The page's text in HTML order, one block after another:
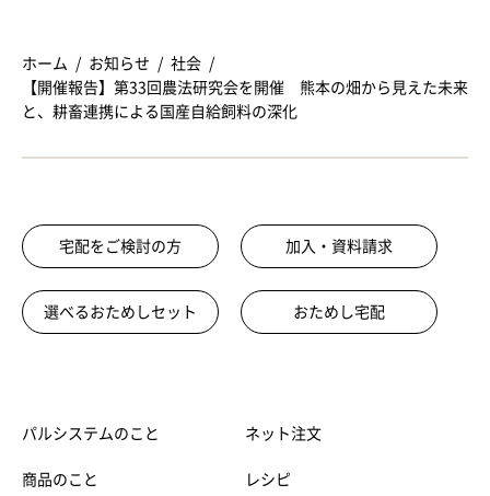
ホーム お知らせ
社会
【開催報告】第33回農法研究会を開催 熊本の畑から見えた未来
と、耕畜連携による国産自給飼料の深化
宅配をご検討の方 加入・資料請求
選べるおためしセット おためし宅配
パルシステムのこと
商品のこと
ネット注文
レシピ